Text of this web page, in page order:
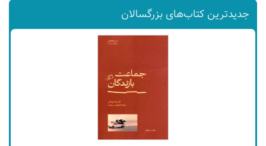
جدیدترین کتاب‌های بزرگسالان